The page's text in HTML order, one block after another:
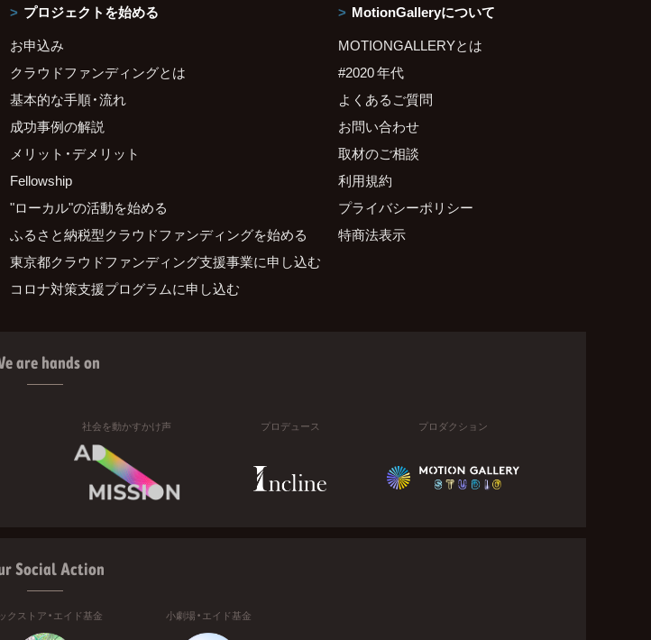
プロジェクトを始める
お申込み
クラウドファンディングとは
基本的な手順・流れ
成功事例の解説
メリット・デメリット
Fellowship
"ローカル"の活動を始める
ふるさと納税型クラウドファンディングを始める
東京都クラウドファンディング支援事業に申し込む
コロナ対策支援プログラムに申し込む
MotionGalleryについて
MOTIONGALLERYとは
#2020 年代
よくあるご質問
お問い合わせ
取材のご相談
利用規約
プライバシーポリシー
特商法表示
are hands on
社会を動かすかけ声 プロデュース プロダクション
Social Action
クストア・エイド基金 小劇場・エイド基金